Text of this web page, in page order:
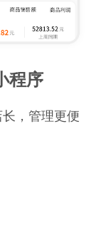
程序
，管理更便